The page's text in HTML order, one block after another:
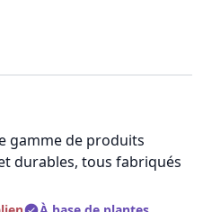
gamme de produits
durables, tous fabriqués